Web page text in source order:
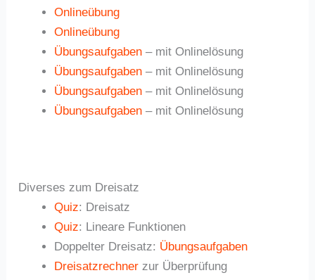
Onlineübung
Onlineübung
Übungsaufgaben – mit Onlinelösung
Übungsaufgaben – mit Onlinelösung
Übungsaufgaben – mit Onlinelösung
Übungsaufgaben – mit Onlinelösung
Diverses zum Dreisatz
Quiz: Dreisatz
Quiz: Lineare Funktionen
Doppelter Dreisatz: Übungsaufgaben
Dreisatzrechner zur Überprüfung